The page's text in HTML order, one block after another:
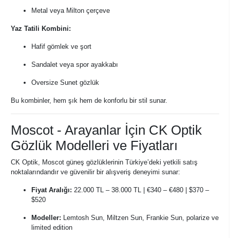
Metal veya Milton çerçeve
Yaz Tatili Kombini:
Hafif gömlek ve şort
Sandalet veya spor ayakkabı
Oversize Sunet gözlük
Bu kombinler, hem şık hem de konforlu bir stil sunar.
Moscot - Arayanlar İçin CK Optik
Gözlük Modelleri ve Fiyatları
CK Optik, Moscot güneş gözlüklerinin Türkiye’deki yetkili satış
noktalarındandır ve güvenilir bir alışveriş deneyimi sunar:
Fiyat Aralığı: 22.000 TL – 38.000 TL | €340 – €480 | $370 –
$520
Modeller: Lemtosh Sun, Miltzen Sun, Frankie Sun, polarize ve
limited edition